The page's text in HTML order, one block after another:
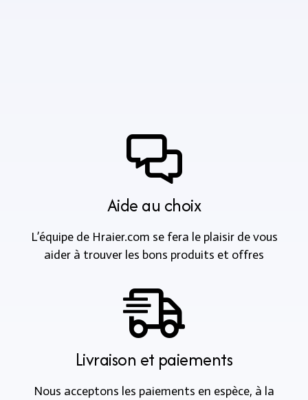
Aide au choix
L’équipe de Hraier.com se fera le plaisir de vous
aider à trouver les bons produits et offres
Livraison et paiements
Nous acceptons les paiements en espèce, à la